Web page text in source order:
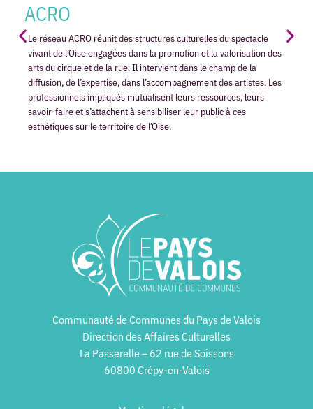
ACRO
Le réseau ACRO réunit des structures culturelles du spectacle
vivant de l’Oise engagées dans la promotion et la valorisation des
arts du cirque et de la rue. Il intervient dans le champ de la
diffusion, de l’expertise, dans l’accompagnement des artistes. Les
professionnels impliqués mutualisent leurs ressources, leurs
savoir-faire et s’attachent à sensibiliser leur public à ces
esthétiques sur le territoire de l’Oise.
Communauté de Communes du Pays de Valois
Direction des Affaires Culturelles
La Passerelle – 62 rue de Soissons
60800 Crépy-en-Valois